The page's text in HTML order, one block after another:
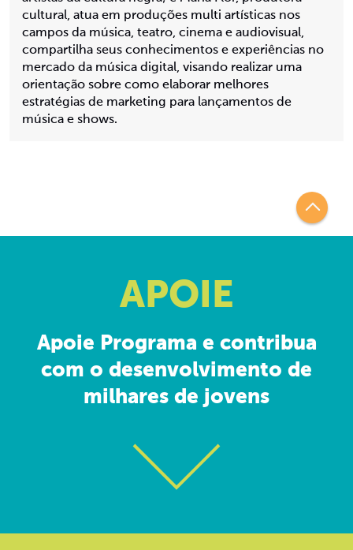
cultural, atua em produções multi artísticas nos
campos da música, teatro, cinema e audiovisual,
compartilha seus conhecimentos e experiências no
mercado da música digital, visando realizar uma
orientação sobre como elaborar melhores
estratégias de marketing para lançamentos de
música e shows.
APOIE
Apoie Programa e contribua
com o desenvolvimento de
milhares de jovens